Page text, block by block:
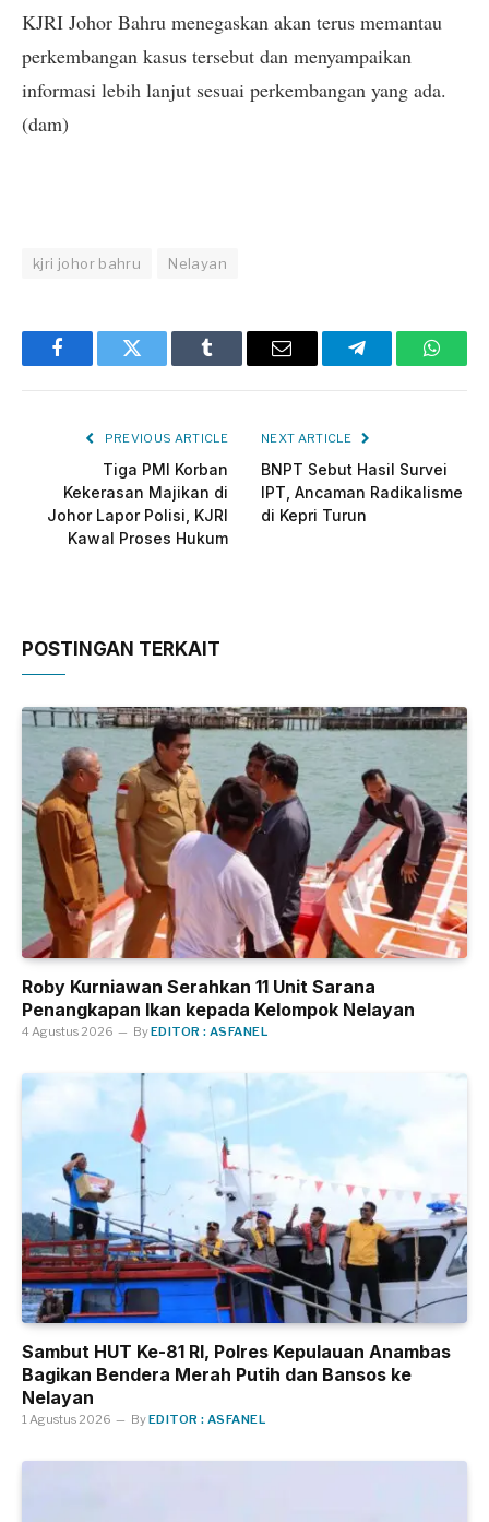
KJRI Johor Bahru menegaskan akan terus memantau
perkembangan kasus tersebut dan menyampaikan
informasi lebih lanjut sesuai perkembangan yang ada.
(dam)
kjri johor bahru Nelayan
FacebookTwitter Tumblr Email Telegram
PREVIOUS ARTICLE
Tiga PMI Korban
Kekerasan Majikan di
Johor Lapor Polisi, KJRI
Kawal Proses Hukum
NEXT ARTICLE
BNPT Sebut Hasil Survei
IPT, Ancaman Radikalisme
di Kepri Turun
POSTINGAN TERKAIT
Roby Kurniawan Serahkan 11 Unit Sarana
Penangkapan Ikan kepada Kelompok Nelayan
4 Agustus 2026 ByEDITOR : ASFANEL
Sambut HUT Ke-81 RI, Polres Kepulauan Anambas
Bagikan Bendera Merah Putih dan Bansos ke
Nelayan
1 Agustus 2026 ByEDITOR : ASFANEL